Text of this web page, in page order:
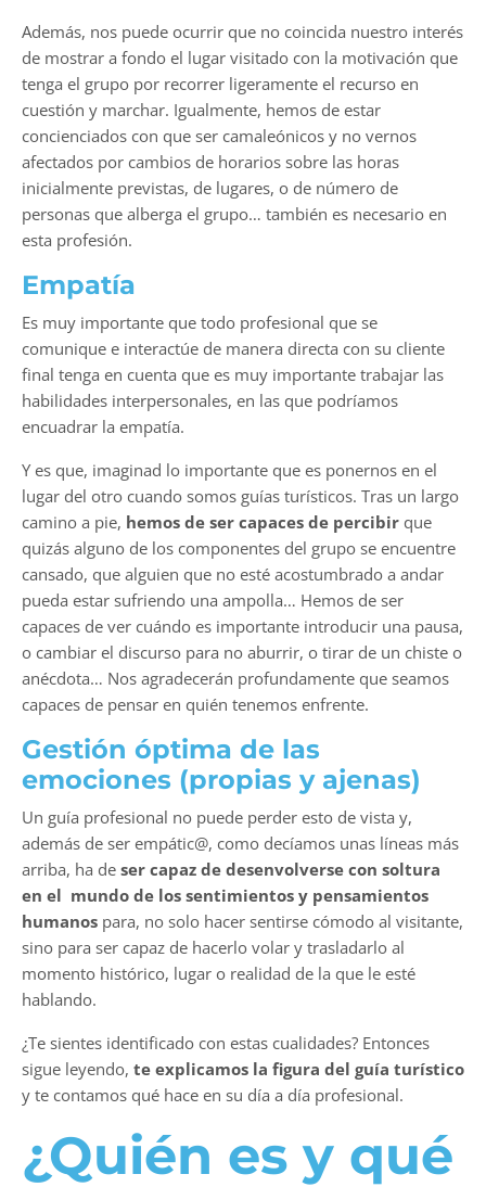
Además, nos puede ocurrir que no coincida nuestro interés
de mostrar a fondo el lugar visitado con la motivación que
tenga el grupo por recorrer ligeramente el recurso en
cuestión y marchar. Igualmente, hemos de estar
concienciados con que ser camaleónicos y no vernos
afectados por cambios de horarios sobre las horas
inicialmente previstas, de lugares, o de número de
personas que alberga el grupo… también es necesario en
esta profesión.
Empatía
Es muy importante que todo profesional que se
comunique e interactúe de manera directa con su cliente
final tenga en cuenta que es muy importante trabajar las
habilidades interpersonales, en las que podríamos
encuadrar la empatía.
Y es que, imaginad lo importante que es ponernos en el
lugar del otro cuando somos guías turísticos. Tras un largo
camino a pie, hemos de ser capaces de percibir que
quizás alguno de los componentes del grupo se encuentre
cansado, que alguien que no esté acostumbrado a andar
pueda estar sufriendo una ampolla… Hemos de ser
capaces de ver cuándo es importante introducir una pausa,
o cambiar el discurso para no aburrir, o tirar de un chiste o
anécdota… Nos agradecerán profundamente que seamos
capaces de pensar en quién tenemos enfrente.
Gestión óptima de las
emociones (propias y ajenas)
Un guía profesional no puede perder esto de vista y,
además de ser empátic@, como decíamos unas líneas más
arriba, ha de ser capaz de desenvolverse con soltura
en el mundo de los sentimientos y pensamientos
humanos para, no solo hacer sentirse cómodo al visitante,
sino para ser capaz de hacerlo volar y trasladarlo al
momento histórico, lugar o realidad de la que le esté
hablando.
¿Te sientes identificado con estas cualidades? Entonces
sigue leyendo, te explicamos la figura del guía turístico
y te contamos qué hace en su día a día profesional.
¿Quién es y qué